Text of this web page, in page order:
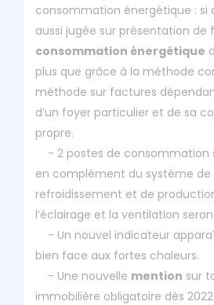
consommation énergétique : si
aussi jugée sur présentation de
consommation énergétique
plus que grâce à la méthode
méthode sur factures
d’un foyer particulier et de sa
propre.
- 2 postes de consommation
en complément du système
refroidissement et de
l’éclairage et la ventilation
- Un nouvel indicateur
bien face aux fortes chaleurs.
- Une nouvelle mention sur
immobilière obligatoire dès